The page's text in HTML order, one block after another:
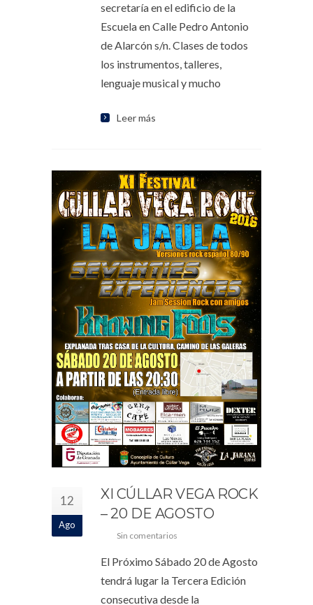
secretaría en el edificio de la
Escuela en Calle Pedro Antonio
de Alarcón s/n. Clases de todos
los instrumentos, talleres,
lenguaje musical y mucho
Leer más
12
Ago
XI CÚLLAR VEGA ROCK
– 20 DE AGOSTO
Sin comentarios
El Próximo Sábado 20 de Agosto
tendrá lugar la Tercera Edición
consecutiva desde la